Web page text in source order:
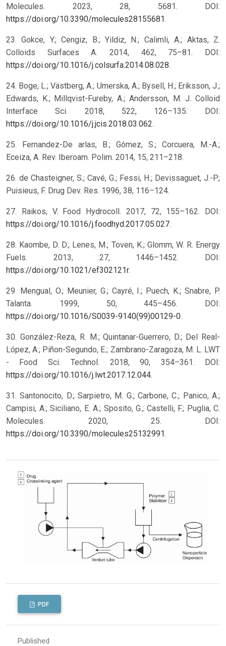
Molecules. 2023, 28, 5681. DOI:
https://doi.org/10.3390/molecules28155681.
23. Gokce, Y.; Cengiz, B.; Yildiz, N.; Calimli, A.; Aktas, Z.
Colloids Surfaces A. 2014, 462, 75–81. DOI:
https://doi.org/10.1016/j.colsurfa.2014.08.028.
24. Boge, L.; Västberg, A.; Umerska, A.; Bysell, H.; Eriksson, J.;
Edwards, K.; Millqvist-Fureby, A.; Andersson, M. J. Colloid
Interface Sci. 2018, 522, 126–135. DOI:
https://doi.org/10.1016/j.jcis.2018.03.062.
25. Fernandez-De arlas, B.; Gómez, S.; Corcuera, M.-A.;
Eceiza, A. Rev. Iberoam. Polim. 2014, 15, 211–218.
26. de Chasteigner, S.; Cavé, G.; Fessi, H.; Devissaguet, J.-P.;
Puisieus, F. Drug Dev. Res. 1996, 38, 116–124.
27. Raikos, V. Food Hydrocoll. 2017, 72, 155–162. DOI:
https://doi.org/10.1016/j.foodhyd.2017.05.027.
28. Kaombe, D. D.; Lenes, M.; Toven, K.; Glomm, W. R. Energy
Fuels. 2013, 27, 1446–1452. DOI:
https://doi.org/10.1021/ef302121r.
29. Mengual, O.; Meunier, G.; Cayré, I.; Puech, K.; Snabre, P.
Talanta. 1999, 50, 445–456. DOI:
https://doi.org/10.1016/S0039-9140(99)00129-0.
30. González-Reza, R. M.; Quintanar-Guerrero, D.; Del Real-
López, A.; Piñon-Segundo, E.; Zambrano-Zaragoza, M. L. LWT
- Food Sci. Technol. 2018, 90, 354–361. DOI:
https://doi.org/10.1016/j.lwt.2017.12.044.
31. Santonocito, D.; Sarpietro, M. G.; Carbone, C.; Panico, A.;
Campisi, A.; Siciliano, E. A.; Sposito, G.; Castelli, F.; Puglia, C.
Molecules. 2020, 25. DOI:
https://doi.org/10.3390/molecules25132991.
PDF
Published